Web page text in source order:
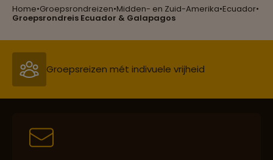
Home•Groepsrondreizen•Midden- en Zuid-Amerika•Ecuador•
Groepsrondreis Ecuador & Galapagos
Reizen met oog voor mens, cultuur en milieu
Groepsreizen mét indivuele vrijheid